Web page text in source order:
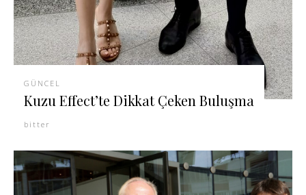
GÜNCEL
Kuzu Effect’te Dikkat Çeken Buluşma
bitter